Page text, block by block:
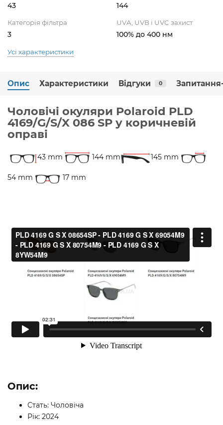
43 144
Категорія фільтра
3
UVA, UVB і UVC захист
100% до 400 нм
Усі характеристики
Опис Характеристики Відгуки 0
Чоловічі окуляри Polaroid PLD
4169/G/S/X 086 SP у коричневій
оправі
43 mm 144 mm 145 mm
54 mm 17 mm
Опис:
Стать: Чоловіча
Рік: 2024